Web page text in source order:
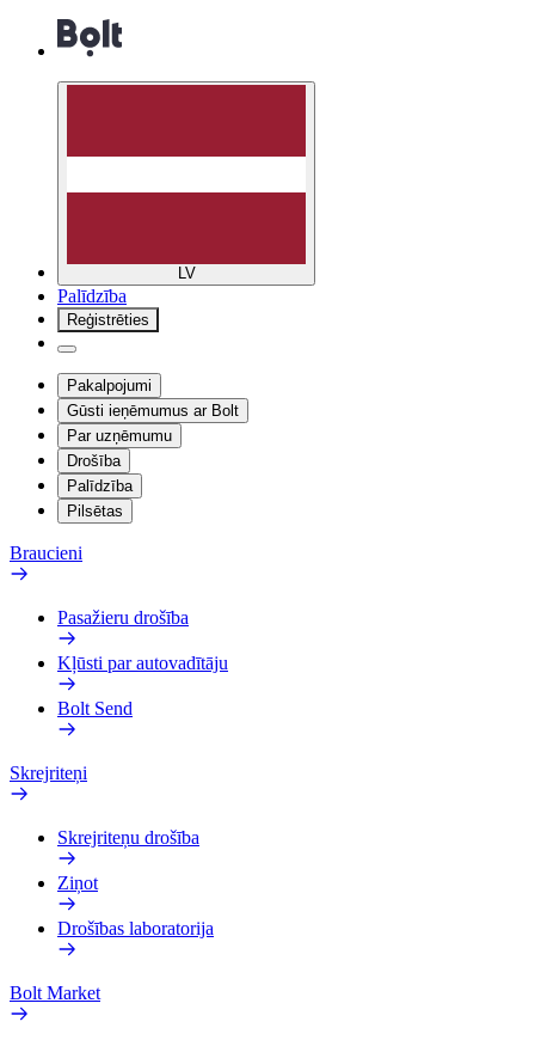
LV
Palīdzība
Reģistrēties
Pakalpojumi
Gūsti ieņēmumus ar Bolt
Par uzņēmumu
Drošība
Palīdzība
Pilsētas
Braucieni
Pasažieru drošība
Kļūsti par autovadītāju
Bolt Send
Skrejriteņi
Skrejriteņu drošība
Ziņot
Drošības laboratorija
Bolt Market